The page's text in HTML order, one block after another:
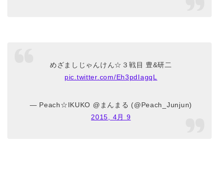
めざましじゃんけん☆３戦目 豊&研二
pic.twitter.com/Eh3pdIagqL
— Peach☆IKUKO @まんまる (@Peach_Junjun)
2015, 4月 9